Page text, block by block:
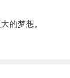
的梦想。